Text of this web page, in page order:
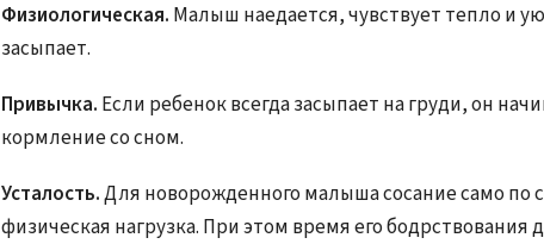
Физиологическая. Малыш наедается, чувствует тепло и
засыпает.
Привычка. Если ребенок всегда засыпает на груди, он
кормление со сном.
Усталость.Для новорожденного малыша сосание само по
физическая нагрузка. При этом время его бодрствования